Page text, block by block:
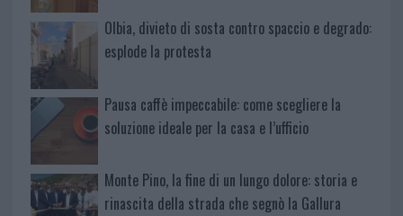
Olbia, divieto di sosta contro spaccio e degrado:
esplode la protesta
Pausa caffè impeccabile: come scegliere la
soluzione ideale per la casa e l’ufficio
Monte Pino, la fine di un lungo dolore: storia e
rinascita della strada che segnò la Gallura